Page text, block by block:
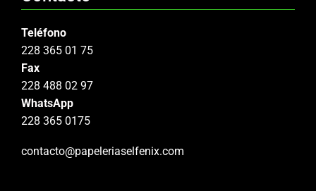
Teléfono
228 365 01 75
Fax
228 488 02 97
WhatsApp
228 365 0175
contacto@papeleriaselfenix.com